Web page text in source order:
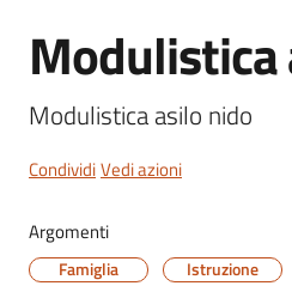
Servizi
Vivere
Dozza
Salta al contenuto
Modulistica asilo nido
CondividiVedi azioni
Argomenti
Famiglia Istruzione